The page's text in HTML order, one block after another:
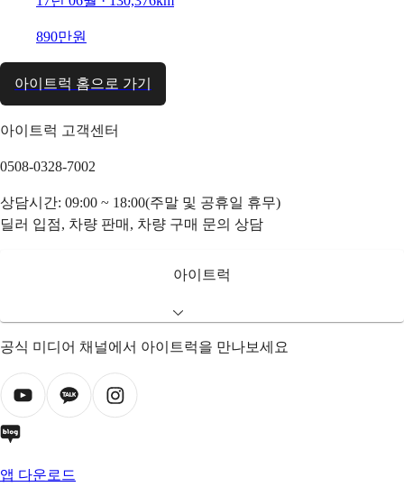
890만원
아이트럭 홈으로 가기
아이트럭 고객센터
0508-0328-7002
상담시간: 09:00 ~ 18:00(주말 및 공휴일 휴무)
딜러 입점, 차량 판매, 차량 구매 문의 상담
아이트럭
공식 미디어 채널에서 아이트럭을 만나보세요
앱 다운로드